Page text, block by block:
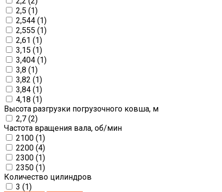
2,5 (1)
2,544 (1)
2,555 (1)
2,61 (1)
3,15 (1)
3,404 (1)
3,8 (1)
3,82 (1)
3,84 (1)
4,18 (1)
Высота разгрузки погрузочного ковша, м
2,7 (2)
Частота вращения вала, об/мин
2100 (1)
2200 (4)
2300 (1)
2350 (1)
Количество цилиндров
3 (1)